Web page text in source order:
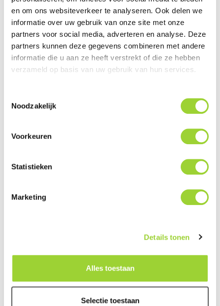
en om ons websiteverkeer te analyseren. Ook delen we
informatie over uw gebruik van onze site met onze
partners voor social media, adverteren en analyse. Deze
partners kunnen deze gegevens combineren met andere
informatie die u aan ze heeft verstrekt of die ze hebben
verzameld op basis van uw gebruik van hun services.
Noodzakelijk
Voorkeuren
Statistieken
Marketing
Details tonen
Alles toestaan
Selectie toestaan
Met Android Auto zeer veel functies van het Android
toestel gebruiken en bedienen
Speel berichten direct van de iPhone of Android
toestel af en reageer terug met spraakbesturing
Volledige spraakbesturing met SiRi Eyes Free en
Favorite Functies instelbaar dmv sneltoetsen
High Grade Audiophile Design
Dubbele parametrische 9 bands equalizer
6 kanaals digitale tijdcorrectie (Time-alignment)
Systeem is Hi-Res Audio compatible, FLAC (24/96 en
24/192 Hi-Res Audio
AUX-In: 1 A/V AUX Input (3.5mm micro jack)
HDMI aansluiting (achterkant)1 x
USB: MP3-, WMA-, AAC- FLAC en WAV-audiobestanden,
DivX-, Xvid-, H.264- en MPEG4-videobestanden, JPEG-